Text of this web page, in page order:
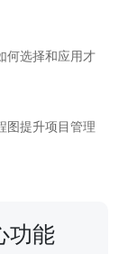
何选择和应用才
图提升项目管理
功能